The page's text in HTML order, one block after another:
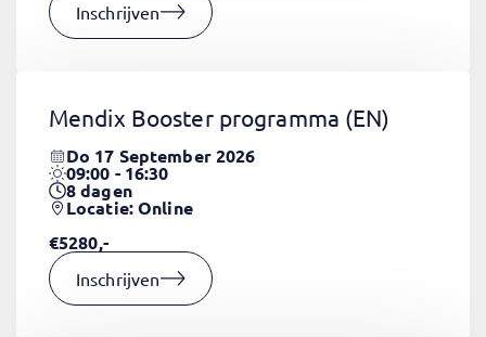
Inschrijven
Mendix Booster programma (EN)
Do 17 September 2026
09:00 - 16:30
8dagen
Locatie: Online
€5280,-
Inschrijven